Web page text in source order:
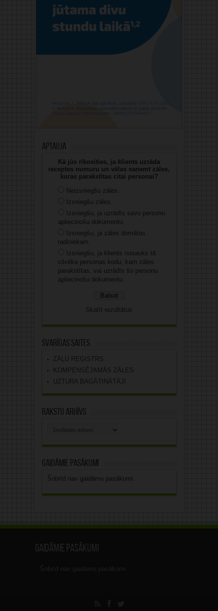
Aptauja
Kā jūs rīkosities, ja klients uzrāda
receptes numuru un vēlas saņemt zāles,
kuras parakstītas citai personai?
Neizsniegšu zāles.
Izsniegšu zāles.
Izsniegšu, ja uzrādīs savu personu
apliecinošu dokumentu.
Izsniegšu, ja zāles domātas
radiniekam.
Izsniegšu, ja klients nosauks tā
cilvēka personas kodu, kam zāles
parakstītas, vai uzrādīs šo personu
apliecinošu dokumentu.
Skatīt rezultātus
Svarīgas saites
ZĀĻU REĢISTRS
KOMPENSĒJAMĀS ZĀLES
UZTURA BAGĀTINĀTĀJI
Rakstu arhīvs
Gaidāmie pasākumi
Šobrīd nav gaidāmo pasākumi.
Gaidāmie pasākumi
Šobrīd nav gaidāmo pasākumi.